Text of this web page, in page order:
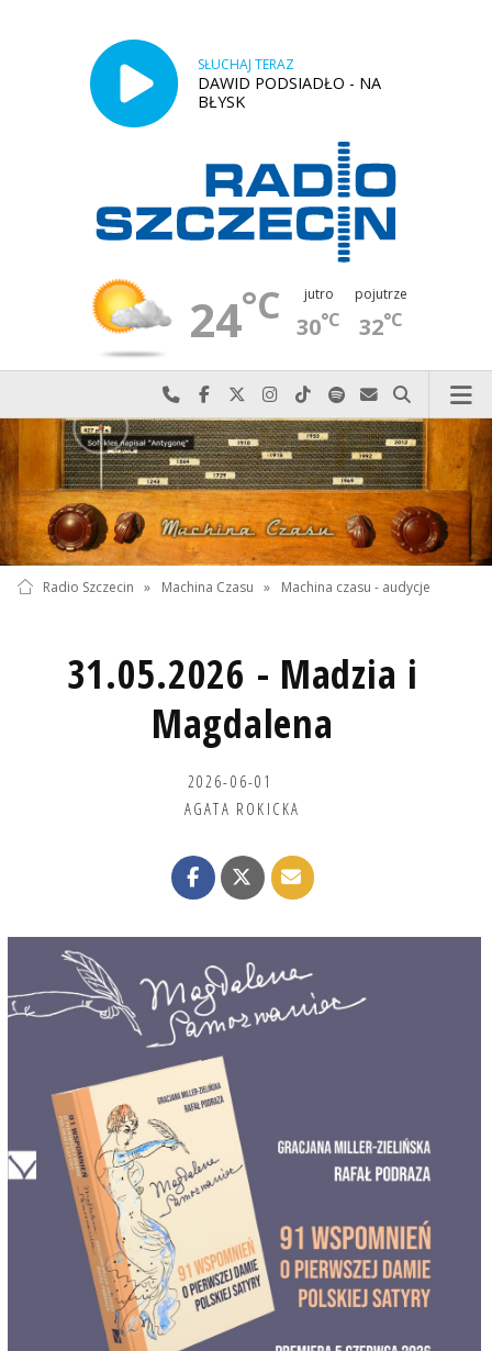
SŁUCHAJ TERAZ
DAWID PODSIADŁO - NA
BŁYSK
24°C jutro
30°C
pojutrze
32°C
Najlepiej po prostu do nas zadzwoń
Odwiedź nas na Facebook-u
Odwiedź nas na X
Odwiedź nas na Instagram-ie
Odwiedź nas na TikTok-u
Szukaj nas na Spotify
Wyślij do nas
Szukaj
Radio Szczecin » Machina Czasu » Machina czasu - audycje
31.05.2026 - Madzia i
Magdalena
2026-06-01
AGATA ROKICKA